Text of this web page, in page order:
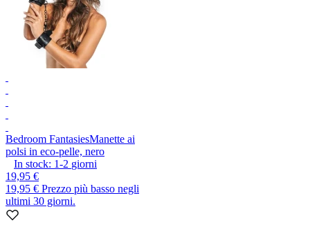
Bedroom FantasiesManette ai
polsi in eco-pelle, nero
In stock: 1-2 giorni
19,95 €
19,95 € Prezzo più basso negli
ultimi 30 giorni.